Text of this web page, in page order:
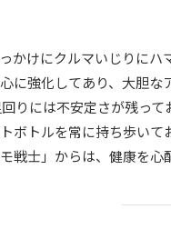
かけにクルマいじりに
に強化してあり、大胆
りには不安定さが残っ
ボトルを常に持ち歩い
戦士」からは、健康を心